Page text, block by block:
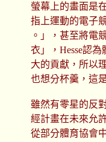
螢幕上的畫面是
指上運動的電子
。」，甚至將電
衣」，Hesse認
大的貢獻，所以
也想分杯羹，這
雖然有零星的反
經計畫在未來允
從部分體育協會